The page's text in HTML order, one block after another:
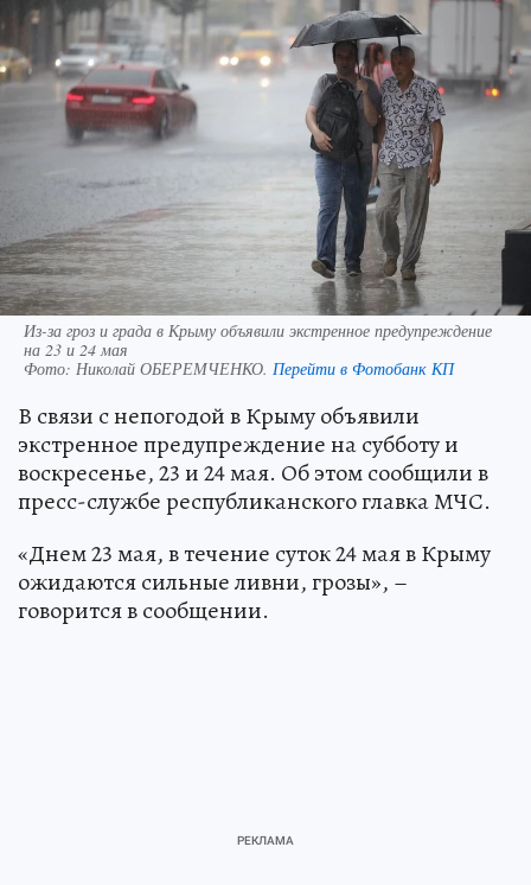
Из-за гроз и града в Крыму объявили экстренное предупреждение
на 23 и 24 мая
Фото: Николай ОБЕРЕМЧЕНКО. Перейти в Фотобанк КП
В связи с непогодой в Крыму объявили
экстренное предупреждение на субботу и
воскресенье, 23 и 24 мая. Об этом сообщили в
пресс-службе республиканского главка МЧС.
«Днем 23 мая, в течение суток 24 мая в Крыму
ожидаются сильные ливни, грозы», –
говорится в сообщении.